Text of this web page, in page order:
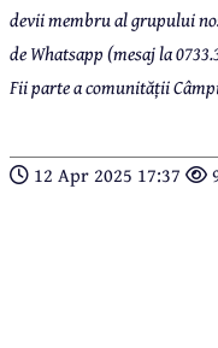
devii membru al grupului
de Whatsapp (mesaj la
Fii parte a comunității
12 Apr 2025 17:37